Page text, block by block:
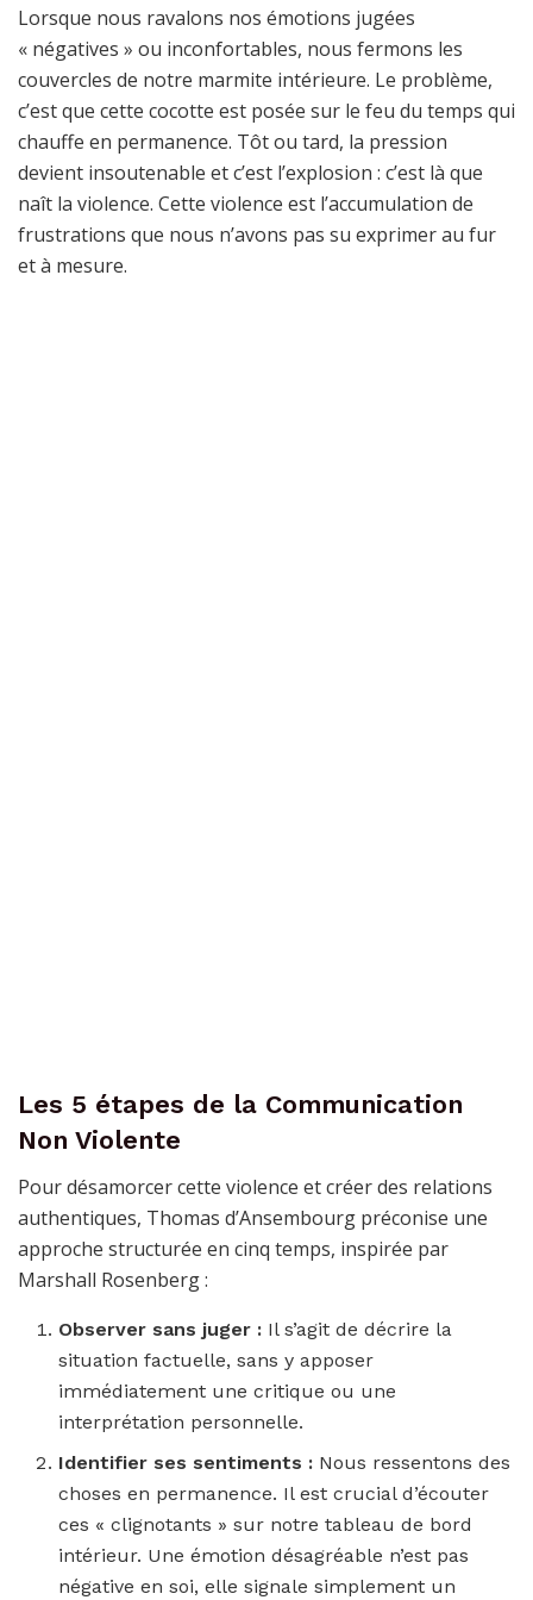
Lorsque nous ravalons nos émotions jugées
« négatives » ou inconfortables, nous fermons les
couvercles de notre marmite intérieure. Le problème,
c’est que cette cocotte est posée sur le feu du temps qui
chauffe en permanence. Tôt ou tard, la pression
devient insoutenable et c’est l’explosion : c’est là que
naît la violence. Cette violence est l’accumulation de
frustrations que nous n’avons pas su exprimer au fur
et à mesure.
Les 5 étapes de la Communication
Non Violente
Pour désamorcer cette violence et créer des relations
authentiques, Thomas d’Ansembourg préconise une
approche structurée en cinq temps, inspirée par
Marshall Rosenberg :
Observer sans juger : Il s’agit de décrire la
situation factuelle, sans y apposer
immédiatement une critique ou une
interprétation personnelle.
Identifier ses sentiments : Nous ressentons des
choses en permanence. Il est crucial d’écouter
ces « clignotants » sur notre tableau de bord
intérieur. Une émotion désagréable n’est pas
négative en soi, elle signale simplement un